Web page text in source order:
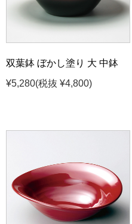
双葉鉢 ぼかし塗り 大 中鉢
¥5,280(税抜 ¥4,800)